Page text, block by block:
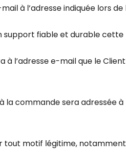
à l’adresse indiquée lors
support fiable et durable
l’adresse e-mail que le
commande sera adressée
motif légitime, notamment